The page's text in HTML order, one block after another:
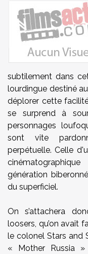
subtilement dans
lourdingue destiné
déplorer cette
se surprend à
personnages
sont vite
perpétuelle. Celle
génération
du superficiel.
On s’attachera
loosers, qu’on avait
le colonel Stars and
« Mother Russia »